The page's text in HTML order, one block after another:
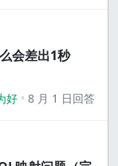
会差出1秒
好 8 月 1 日回答